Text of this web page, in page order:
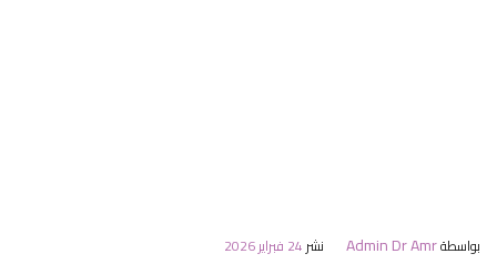
بواسطةAdmin Dr Amr نشر24 فبراير 2026